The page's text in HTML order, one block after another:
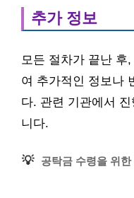
추가 정보
모든 절차가 끝난 후
여 추가적인 정보나
다. 관련 기관에서
니다.
💡 공탁금 수령을 위